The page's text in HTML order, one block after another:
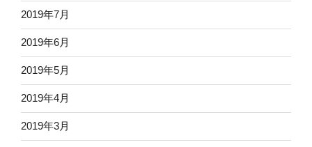
2019年7月
2019年6月
2019年5月
2019年4月
2019年3月